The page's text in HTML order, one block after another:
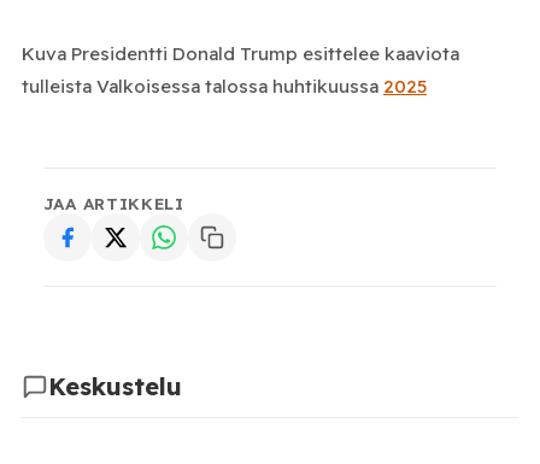
Kuva Presidentti Donald Trump esittelee kaaviota
tulleista Valkoisessa talossa huhtikuussa 2025
JAA ARTIKKELI
Keskustelu